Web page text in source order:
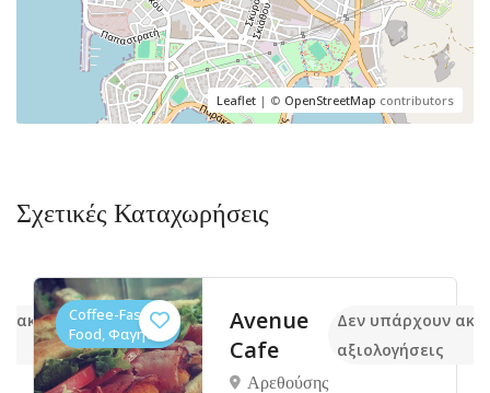
Leaflet | © OpenStreetMap contributors
Σχετικές Καταχωρήσεις
ακόμα Coffee-Fast
Food, Φαγητό
Avenue
Cafe
Αρεθούσης
Δεν υπάρχουν
αξιολογήσεις